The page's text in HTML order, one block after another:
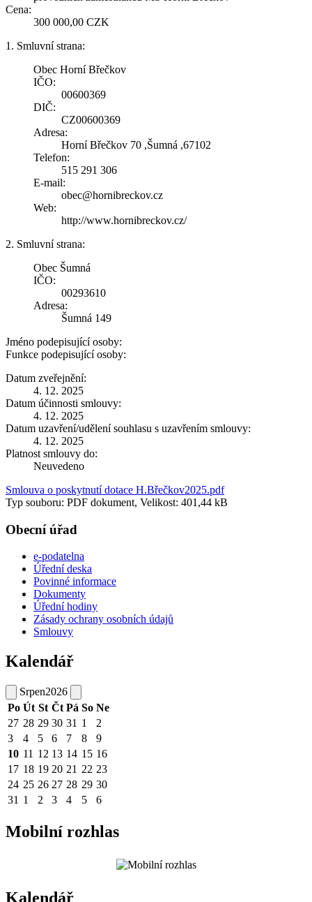
Cena:
300 000,00 CZK
1. Smluvní strana:
Obec Horní Břečkov
IČO:
00600369
DIČ:
CZ00600369
Adresa:
Horní Břečkov 70 ,Šumná ,67102
Telefon:
515 291 306
E-mail:
obec@hornibreckov.cz
Web:
http://www.hornibreckov.cz/
2. Smluvní strana:
Obec Šumná
IČO:
00293610
Adresa:
Šumná 149
Jméno podepisující osoby:
Funkce podepisující osoby:
Datum zveřejnění:
4. 12. 2025
Datum účinnosti smlouvy:
4. 12. 2025
Datum uzavření/udělení souhlasu s uzavřením smlouvy:
4. 12. 2025
Platnost smlouvy do:
Neuvedeno
Smlouva o poskytnutí dotace H.Břečkov2025.pdf
Typ souboru: PDF dokument, Velikost: 401,44 kB
Obecní úřad
e-podatelna
Úřední deska
Povinné informace
Dokumenty
Úřední hodiny
Zásady ochrany osobních údajů
Smlouvy
Kalendář
Srpen2026
Po Út St Čt Pá So Ne
27 28 29 30 31 1
2
3
4 5 6 7 8
9
10 11 12 13 14 15 16
17 18 19 20 21 22 23
24 25 26 27 28 29 30
31 1 2 3 4 5 6
Mobilní rozhlas
Kalendář